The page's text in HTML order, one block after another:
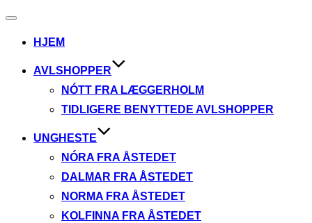
Slå
til/fra
HJEM
AVLSHOPPER
NÓTT FRA LÆGGERHOLM
TIDLIGERE BENYTTEDE AVLSHOPPER
UNGHESTE
NÓRA FRA ÅSTEDET
DALMAR FRA ÅSTEDET
NORMA FRA ÅSTEDET
KOLFINNA FRA ÅSTEDET